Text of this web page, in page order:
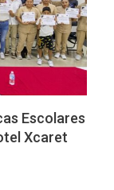
Escolares
Xcaret